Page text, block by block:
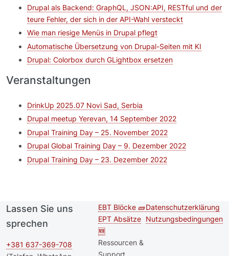
Drupal als Backend: GraphQL, JSON:API, RESTful und der
teure Fehler, der sich in der API-Wahl versteckt
Wie man riesige Menüs in Drupal pflegt
Automatische Übersetzung von Drupal-Seiten mit KI
Drupal: Colorbox durch GLightbox ersetzen
Veranstaltungen
DrinkUp 2025.07 Novi Sad, Serbia
Drupal meetup Yerevan, 14 September 2022
Drupal Training Day – 25. November 2022
Drupal Global Training Day – 9. Dezember 2022
Drupal Training Day – 23. Dezember 2022
Lassen Sie uns
sprechen
+381 637-369-708
Second
footer
menu
EBT Blöcke 🧱
EPT Absätze
🆕
Ressourcen &
Footer menu
Datenschutzerklärung
Nutzungsbedingungen